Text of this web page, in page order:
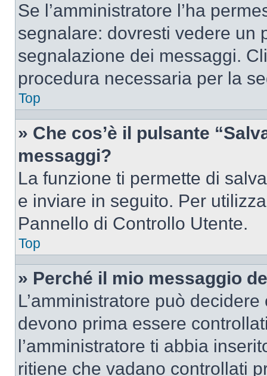
Se l’amministratore l’ha
segnalare: dovresti vedere un
segnalazione dei messaggi.
procedura necessaria per la
Top
» Che cos’è il pulsante
messaggi?
La funzione ti permette di
e inviare in seguito. Per
Pannello di Controllo Utente.
Top
» Perché il mio messaggio
L’amministratore può
devono prima essere
l’amministratore ti abbia
ritiene che vadano controllati